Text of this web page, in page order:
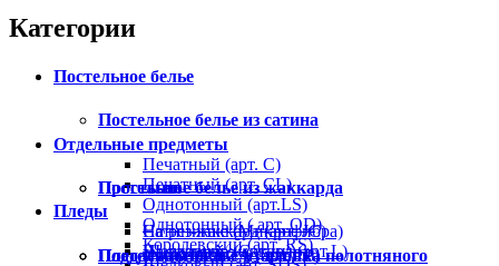
Категории
Постельное белье
Постельное белье из сатина
Печатный (арт. С)
Печатный (арт. СL)
Однотонный (арт.LS)
Однотонный ( арт. OD)
Королевский (арт. RS)
Постельное белье из жаккарда
Сатин-жаккард (арт. JC)
Шелковый жаккард (арт.L)
Постельное белье из хлопка полотняного
Отдельные предметы
Простыни
На резинке (Микрофибра)
На резинке (Сатин)
Пододеяльники
Пледы
Плед INCALPACA (арт.PP)